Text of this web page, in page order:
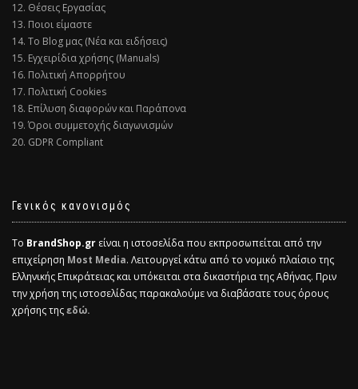
12. Θέσεις Εργασίας
13. Ποιοι είμαστε
14. Το Blog μας (Νέα και ειδήσεις)
15. Εγχειρίδια χρήσης (Manuals)
16. Πολιτική Απορρήτου
17. Πολιτική Cookies
18. Επίλυση διαφορών και Παράπονα
19. Όροι συμμετοχής διαγωνισμών
20. GDPR Compliant
Γενικός κανονισμός
Το BrandShop.gr είναι η ιστοσελίδα που εκπροσωπείται από την
επιχείρηση Most Media. Λειτουργεί κάτω από το νομικό πλαίσιο της
Ελληνικής Επικράτειας και υπόκειται στα δικαστήρια της Αθήνας. Πριν
την χρήση της ιστοσελίδας παρακαλούμε να διαβάσατε τους όρους
χρήσης τηςεδώ.